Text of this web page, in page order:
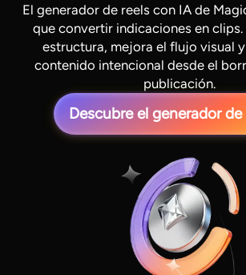
El generador de reels con IA de
que convertir indicaciones en clips.
estructura, mejora el flujo visual
contenido intencional desde el
publicación.
Descubre el generador